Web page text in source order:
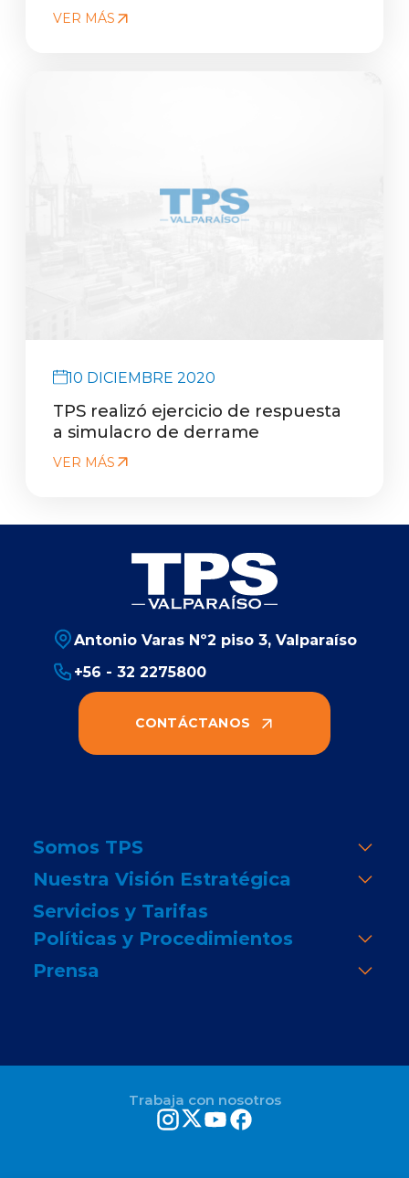
VER MÁS
10 DICIEMBRE 2020
TPS realizó ejercicio de respuesta
a simulacro de derrame
VER MÁS
Antonio Varas Nº2 piso 3, Valparaíso
+56 - 32 2275800
CONTÁCTANOS
Somos TPS
Nuestra Visión Estratégica
Servicios y Tarifas
Políticas y Procedimientos
Prensa
Trabaja con nosotros